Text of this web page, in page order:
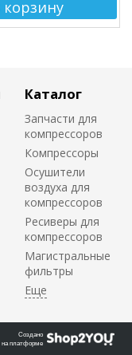
Каталог
Запчасти для
компрессоров
Компрессоры
Осушители
воздуха для
компрессоров
Ресиверы для
компрессоров
Магистральные
фильтры
Создано
на платформе